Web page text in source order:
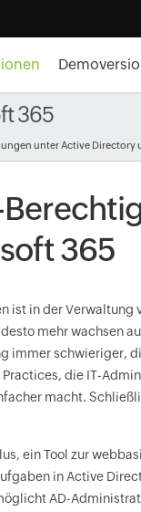
365
unter Active Directory
365
ist in der Verwaltung
mehr wachsen
immer schwieriger,
die IT-
macht.
ein Tool zur
in Active
AD-